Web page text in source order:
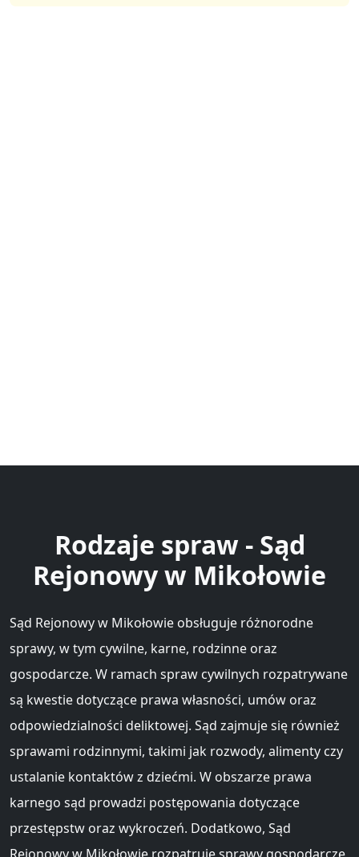
Rodzaje spraw - Sąd
Rejonowy w Mikołowie
Sąd Rejonowy w Mikołowie obsługuje różnorodne
sprawy, w tym cywilne, karne, rodzinne oraz
gospodarcze. W ramach spraw cywilnych rozpatrywane
są kwestie dotyczące prawa własności, umów oraz
odpowiedzialności deliktowej. Sąd zajmuje się również
sprawami rodzinnymi, takimi jak rozwody, alimenty czy
ustalanie kontaktów z dziećmi. W obszarze prawa
karnego sąd prowadzi postępowania dotyczące
przestępstw oraz wykroczeń. Dodatkowo, Sąd